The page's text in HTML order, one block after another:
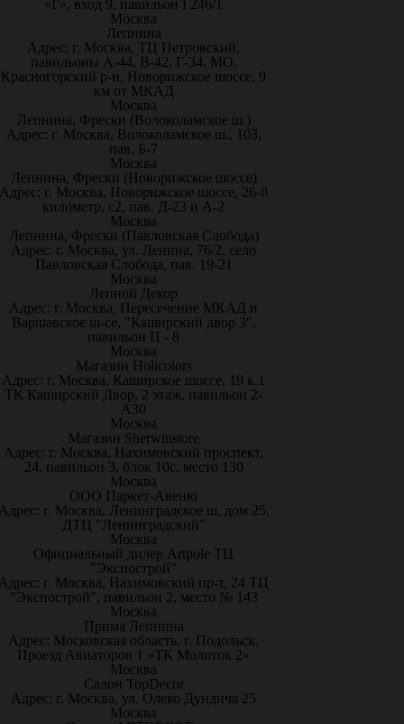
«Г», вход 9, павильон Г246/1
Москва
Лепнина
Адрес: г. Москва, ТЦ Петровский,
павильоны А-44, В-42, Г-34. МО,
Красногорский р-н, Новорижское шоссе, 9
км от МКАД
Москва
Лепнина, Фрески (Волоколамское ш.)
Адрес: г. Москва, Волоколамское ш., 103,
пав. Б-7
Москва
Лепнина, Фрески (Новорижское шоссе)
г. Москва, Новорижское шоссе, 26-й
километр, с2, пав. Д-23 и А-2
Москва
Лепнина, Фрески (Павловская Слобода)
Адрес: г. Москва, ул. Ленина, 76/2, село
Павловская Слобода, пав. 19-21
Москва
Лепной Декор
Адрес: г. Москва, Пересечение МКАД и
Варшавское ш-се, "Каширский двор 3",
павильон П - 8
Москва
Магазин Holicolors
Адрес: г. Москва, Каширское шоссе, 19 к.1
ТК Каширский Двор, 2 этаж, павильон 2-
А30
Москва
Магазин Sherwinstore
Адрес: г. Москва, Нахимовский проспект,
24, павильон 3, блок 10с, место 130
Москва
ООО Паркет-Авeню
г. Москва, Ленинградское ш, дом 25.
ДТЦ "Ленинградский"
Москва
Официальный дилер Artpole ТЦ
"Экспострой"
г. Москва, Нахимовский пр-т, 24 ТЦ
"Экспострой", павильон 2, место № 143
Москва
Прима Лепнина
Адрес: Московская область, г. Подольск,
Проезд Авиаторов 1 «ТК Молоток 2»
Москва
Салон TopDecor
Адрес: г. Москва, ул. Олеко Дундича 25
Москва